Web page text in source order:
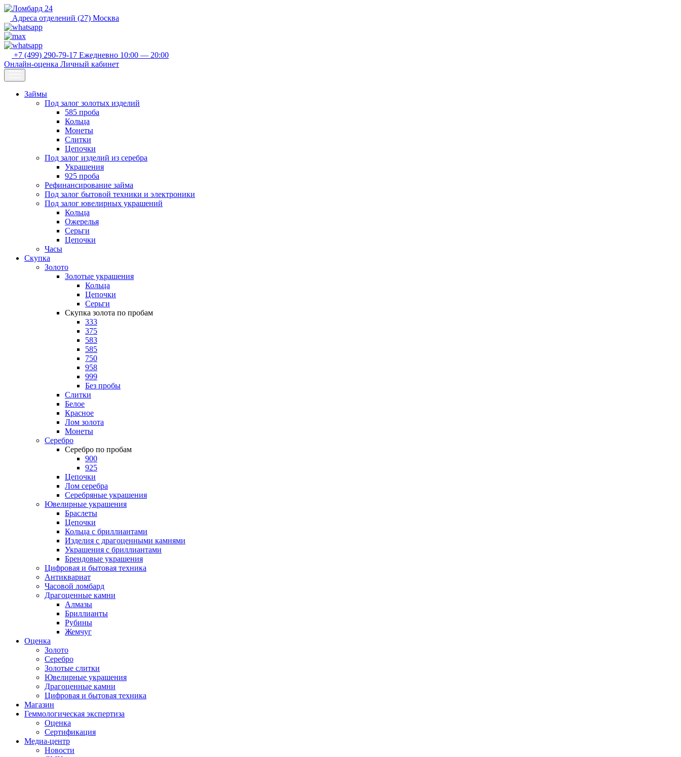
Адреса отделений (27) Москва
+7 (499) 290-79-17 Ежедневно 10:00 — 20:00
Онлайн-оценка Личный кабинет
Займы
Под залог золотых изделий
585 проба
Кольца
Монеты
Слитки
Цепочки
Под залог изделий из серебра
Украшения
925 проба
Рефинансирование займа
Под залог бытовой техники и электроники
Под залог ювелирных украшений
Кольца
Ожерелья
Серьги
Цепочки
Часы
Скупка
Золото
Золотые украшения
Кольца
Цепочки
Серьги
Скупка золота по пробам
333
375
583
585
750
958
999
Без пробы
Слитки
Белое
Красное
Лом золота
Монеты
Серебро
Серебро по пробам
900
925
Цепочки
Лом серебра
Серебряные украшения
Ювелирные украшения
Браслеты
Цепочки
Кольца с бриллиантами
Изделия с драгоценными камнями
Украшения с бриллиантами
Брендовые украшения
Цифровая и бытовая техника
Антиквариат
Часовой ломбард
Драгоценные камни
Алмазы
Бриллианты
Рубины
Жемчуг
Оценка
Золото
Серебро
Золотые слитки
Ювелирные украшения
Драгоценные камни
Цифровая и бытовая техника
Магазин
Геммологическая экспертиза
Оценка
Сертификация
Медиа-центр
Новости